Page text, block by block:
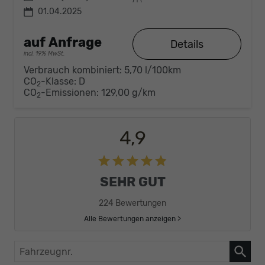
01.04.2025
auf Anfrage
incl. 19% MwSt.
Details
Verbrauch kombiniert: 5,70 l/100km
CO2-Klasse: D
CO2-Emissionen: 129,00 g/km
4,9
SEHR GUT
224 Bewertungen
Alle Bewertungen anzeigen >
Fahrzeugnr.